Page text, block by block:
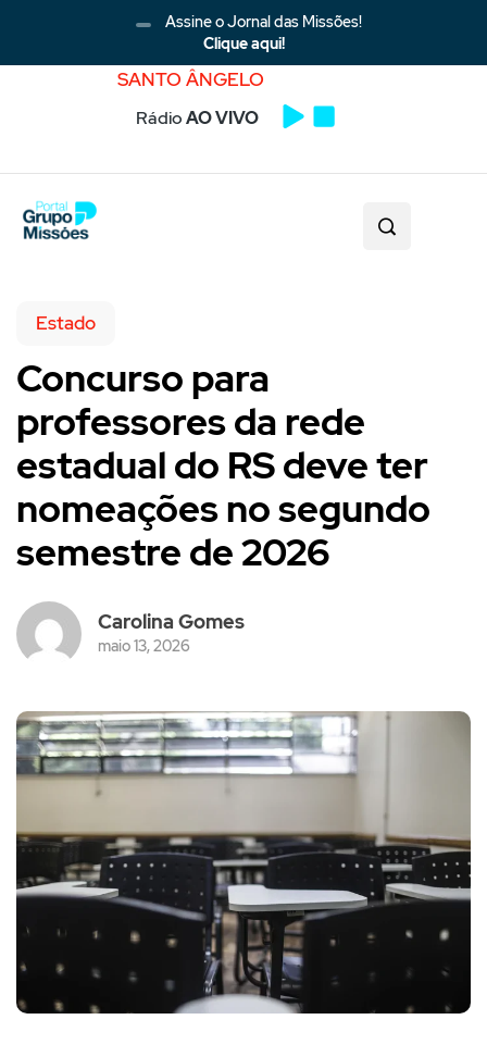
Assine o Jornal das Missões!
Clique aqui!
SANTO ÂNGELO
RádioAO VIVO
Estado
Concurso para
professores da rede
estadual do RS deve ter
nomeações no segundo
semestre de 2026
Carolina Gomes
maio 13, 2026